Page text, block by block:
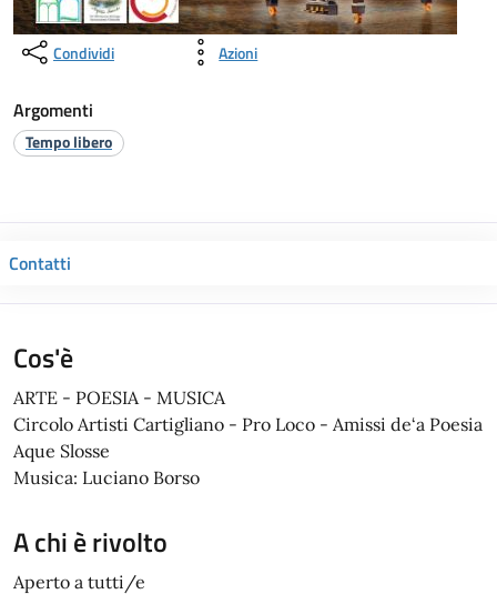
Condividi Azioni
Argomenti
Tempo libero
Contatti
Cos'è
ARTE - POESIA - MUSICA
Circolo Artisti Cartigliano - Pro Loco - Amissi de‘a Poesia
Aque Slosse
Musica: Luciano Borso
A chi è rivolto
Aperto a tutti/e